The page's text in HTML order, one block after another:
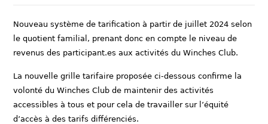
Nouveau système de tarification à partir de juillet 2024 selon
le quotient familial, prenant donc en compte le niveau de
revenus des participant.es aux activités du Winches Club.
La nouvelle grille tarifaire proposée ci-dessous confirme la
volonté du Winches Club de maintenir des activités
accessibles à tous et pour cela de travailler sur l’équité
d’accès à des tarifs différenciés.